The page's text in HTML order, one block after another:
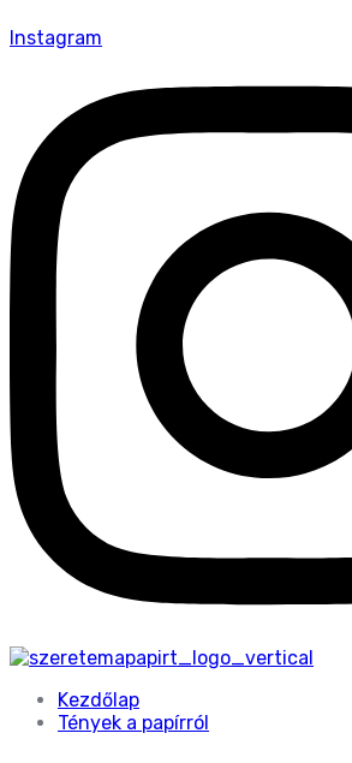
Instagram
Kezdőlap
Tények a papírról